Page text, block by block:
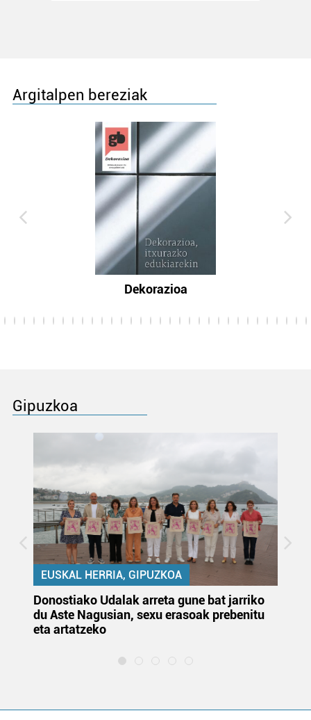
Argitalpen bereziak
Dekorazioa
Gipuzkoa
EUSKAL HERRIA, GIPUZKOA
Donostiako Udalak arreta gune bat jarriko
du Aste Nagusian, sexu erasoak prebenitu
eta artatzeko